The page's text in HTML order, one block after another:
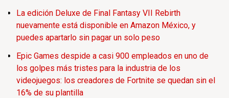
La edición Deluxe de Final Fantasy VII Rebirth
nuevamente está disponible en Amazon México, y
puedes apartarlo sin pagar un solo peso
Epic Games despide a casi 900 empleados en uno de
los golpes más tristes para la industria de los
videojuegos: los creadores de Fortnite se quedan sin el
16% de su plantilla